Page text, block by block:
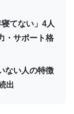
てない」4人
・サポート格
ない人の特徴
出